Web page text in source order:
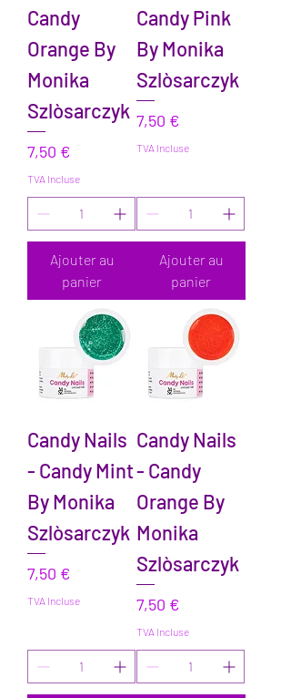
Candy
Orange By
Monika
Szlòsarczyk
Prix
7,50 €
TVA Incluse
Ajouter au
panier
Candy Pink
By Monika
Szlòsarczyk
Prix
7,50 €
TVA Incluse
Ajouter au
panier
Candy Nails
- Candy Mint
By Monika
Szlòsarczyk
Prix
7,50 €
TVA Incluse
Candy Nails
- Candy
Orange By
Monika
Szlòsarczyk
Prix
7,50 €
TVA Incluse